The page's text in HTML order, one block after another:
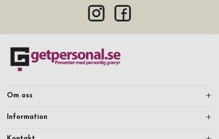
Om oss
Information